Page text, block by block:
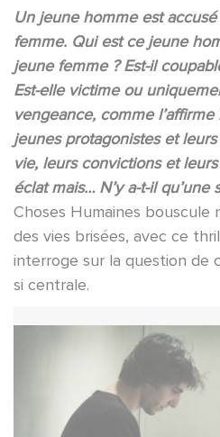
Un jeune homme est
femme. Qui est ce jeune
jeune femme ? Est-il
Est-elle victime ou
vengeance, comme l’affirme
jeunes protagonistes et
vie, leurs convictions et
éclat mais… N’y a-t-il qu’une
Choses Humaines bouscule
des vies brisées, avec ce
interroge sur la question de
si centrale.